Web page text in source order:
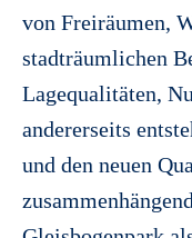
von Freiräumen,
stadträumlichen
Lagequalitäten,
andererseits
und den neuen